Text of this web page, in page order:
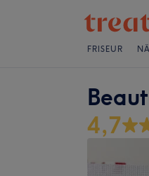
FRISEUR
4,7